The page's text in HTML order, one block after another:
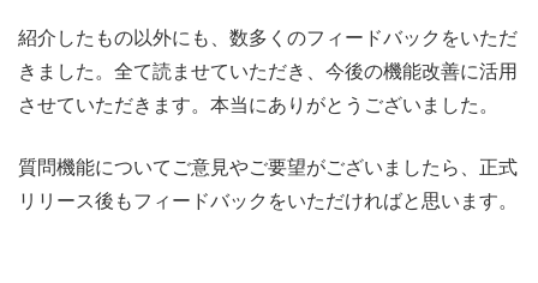
紹介したもの以外にも、数多くのフィードバックをいただ
きました。全て読ませていただき、今後の機能改善に活用
させていただきます。本当にありがとうございました。
質問機能についてご意見やご要望がございましたら、正式
リリース後もフィードバックをいただければと思います。